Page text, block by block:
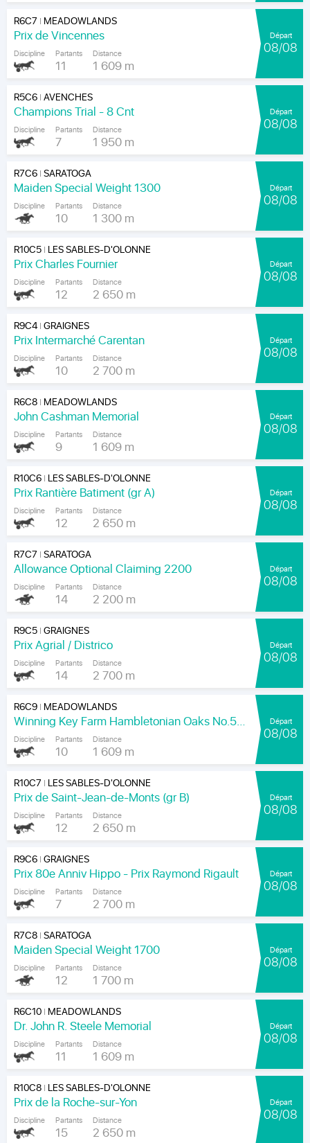
R6C7 | MEADOWLANDS
Prix de Vincennes
Discipline Partants
11
Distance
1 609 m
Départ
08/08
R5C6|AVENCHES
Champions Trial - 8 Cnt
Discipline Partants
7
Distance
1 950 m
Départ
08/08
R7C6|SARATOGA
Maiden Special Weight 1300
Discipline Partants
10
Distance
1 300 m
Départ
08/08
R10C5| LES SABLES-D'OLONNE
Prix Charles Fournier
Discipline Partants
12
Distance
2 650 m
Départ
08/08
R9C4|GRAIGNES
Prix Intermarché Carentan
Discipline Partants
10
Distance
2 700 m
Départ
08/08
R6C8| MEADOWLANDS
John Cashman Memorial
Discipline Partants
9
Distance
1 609 m
Départ
08/08
R10C6| LES SABLES-D'OLONNE
Prix Rantière Batiment (gr A)
Discipline Partants
12
Distance
2 650 m
Départ
08/08
R7C7 |SARATOGA
Allowance Optional Claiming 2200
Discipline Partants
14
Distance
2 200 m
Départ
08/08
R9C5|GRAIGNES
Prix Agrial / Districo
Discipline Partants
14
Distance
2 700 m
Départ
08/08
R6C9| MEADOWLANDS
Winning Key Farm Hambletonian Oaks No.56 - Final
Discipline Partants
10
Distance
1 609 m
Départ
08/08
R10C7 | LES SABLES-D'OLONNE
Prix de Saint-Jean-de-Monts (gr B)
Discipline Partants
12
Distance
2 650 m
Départ
08/08
R9C6|GRAIGNES
Prix 80e Anniv Hippo - Prix Raymond Rigault
Discipline Partants
7
Distance
2 700 m
Départ
08/08
R7C8|SARATOGA
Maiden Special Weight 1700
Discipline Partants
12
Distance
1 700 m
Départ
08/08
R6C10| MEADOWLANDS
Dr. John R. Steele Memorial
Discipline Partants
11
Distance
1 609 m
Départ
08/08
R10C8| LES SABLES-D'OLONNE
Prix de la Roche-sur-Yon
Discipline Partants
15
Distance
2 650 m
Départ
08/08